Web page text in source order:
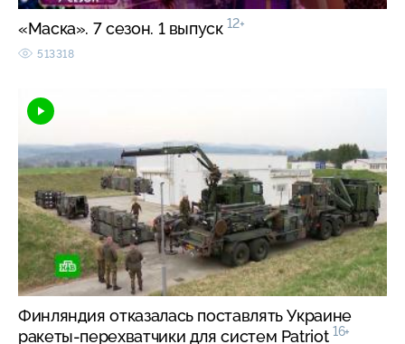
«Маска». 7 сезон. 1 выпуск 12+
513318
Финляндия отказалась поставлять Украине
ракеты-перехватчики для систем Patriot 16+